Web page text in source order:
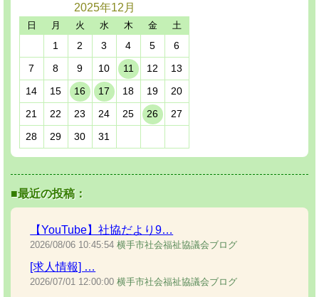
2025年12月
日 月 火 水 木 金 土
1 2 3 4 5
6
7
8 9 10 11 12
13
14
15 16 17 18 19
20
21
22 23 24 25 26
27
28
29 30 31
■最近の投稿：
【YouTube】社協だより9…
2026/08/06 10:45:54 横手市社会福祉協議会ブログ
[求人情報] …
2026/07/01 12:00:00 横手市社会福祉協議会ブログ